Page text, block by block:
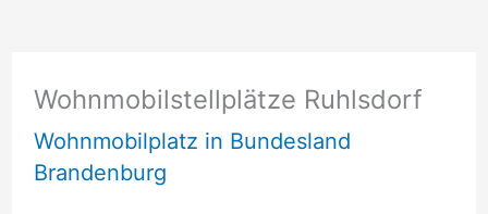
Wohnmobilstellplätze Ruhlsdorf
Wohnmobilplatz in Bundesland
Brandenburg